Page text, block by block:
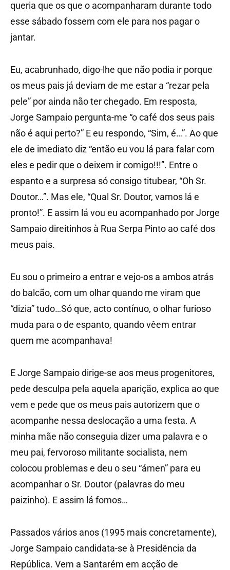
queria que os que o acompanharam durante todo
esse sábado fossem com ele para nos pagar o
jantar.
Eu, acabrunhado, digo-lhe que não podia ir porque
os meus pais já deviam de me estar a “rezar pela
pele” por ainda não ter chegado. Em resposta,
Jorge Sampaio pergunta-me “o café dos seus pais
não é aqui perto?” E eu respondo, “Sim, é…”. Ao que
ele de imediato diz “então eu vou lá para falar com
eles e pedir que o deixem ir comigo!!!”. Entre o
espanto e a surpresa só consigo titubear, “Oh Sr.
Doutor…”. Mas ele, “Qual Sr. Doutor, vamos lá e
pronto!”. E assim lá vou eu acompanhado por Jorge
Sampaio direitinhos à Rua Serpa Pinto ao café dos
meus pais.
Eu sou o primeiro a entrar e vejo-os a ambos atrás
do balcão, com um olhar quando me viram que
“dizia” tudo…Só que, acto contínuo, o olhar furioso
muda para o de espanto, quando vêem entrar
quem me acompanhava!
E Jorge Sampaio dirige-se aos meus progenitores,
pede desculpa pela aquela aparição, explica ao que
vem e pede que os meus pais autorizem que o
acompanhe nessa deslocação a uma festa. A
minha mãe não conseguia dizer uma palavra e o
meu pai, fervoroso militante socialista, nem
colocou problemas e deu o seu “ámen” para eu
acompanhar o Sr. Doutor (palavras do meu
paizinho). E assim lá fomos…
Passados vários anos (1995 mais concretamente),
Jorge Sampaio candidata-se à Presidência da
República. Vem a Santarém em acção de